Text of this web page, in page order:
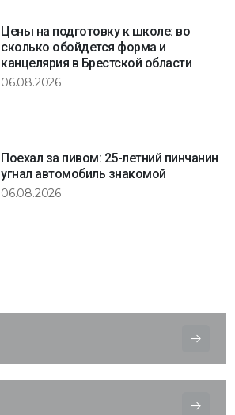
Цены на подготовку к школе: во
сколько обойдется форма и
канцелярия в Брестской области
06.08.2026
Поехал за пивом: 25-летний пинчанин
угнал автомобиль знакомой
06.08.2026